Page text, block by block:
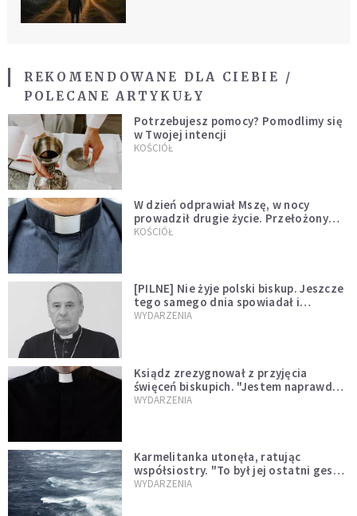
REKOMENDOWANE DLA CIEBIE /
POLECANE ARTYKUŁY
Potrzebujesz pomocy? Pomodlimy się
w Twojej intencji
KOŚCIÓŁ
W dzień odprawiał Mszę, w nocy
prowadził drugie życie. Przełożony
kazał mu opuścić zakon
KOŚCIÓŁ
[PILNE] Nie żyje polski biskup. Jeszcze
tego samego dnia spowiadał i
sprawował Mszę świętą
WYDARZENIA
Ksiądz zrezygnował z przyjęcia
święceń biskupich. "Jestem naprawdę
niegodny"
WYDARZENIA
Karmelitanka utonęła, ratując
współsiostry. "To był jej ostatni gest
miłości"
WYDARZENIA